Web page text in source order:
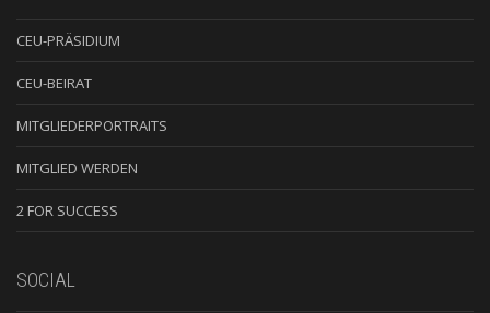
CEU-PRÄSIDIUM
CEU-BEIRAT
MITGLIEDERPORTRAITS
MITGLIED WERDEN
2 FOR SUCCESS
SOCIAL